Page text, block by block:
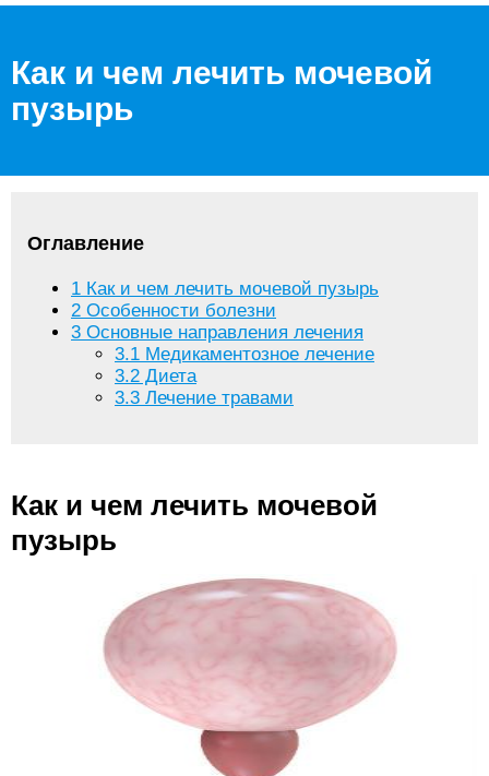
Как и чем лечить мочевой
пузырь
Оглавление
1 Как и чем лечить мочевой пузырь
2 Особенности болезни
3 Основные направления лечения
3.1 Медикаментозное лечение
3.2 Диета
3.3 Лечение травами
Как и чем лечить мочевой
пузырь